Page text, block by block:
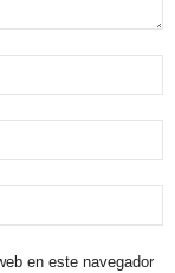
en este navegador